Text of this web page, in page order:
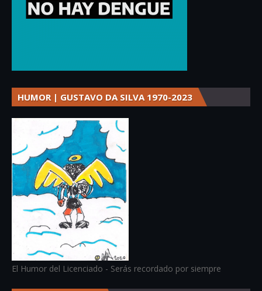
HUMOR | GUSTAVO DA SILVA 1970-2023
El Humor del Licenciado - Serás recordado por siempre